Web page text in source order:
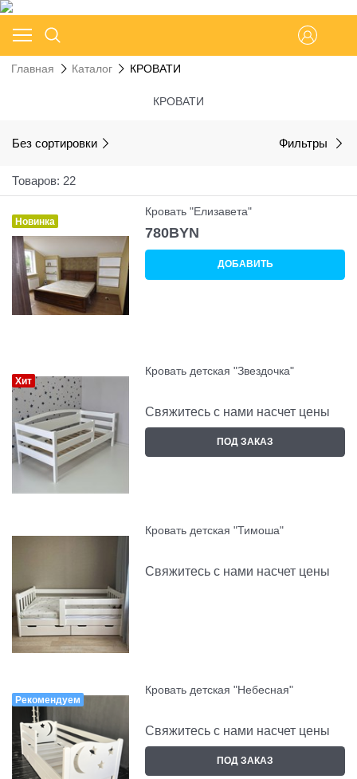
Главная Каталог КРОВАТИ
КРОВАТИ
Без сортировки Фильтры
Товаров: 22
Новинка
Кровать "Елизавета"
780BYN
ДОБАВИТЬ
Хит
Кровать детская "Звездочка"
Свяжитесь с нами насчет цены
ПОД ЗАКАЗ
Кровать детская "Тимоша"
Свяжитесь с нами насчет цены
Рекомендуем
Кровать детская "Небесная"
Свяжитесь с нами насчет цены
ПОД ЗАКАЗ